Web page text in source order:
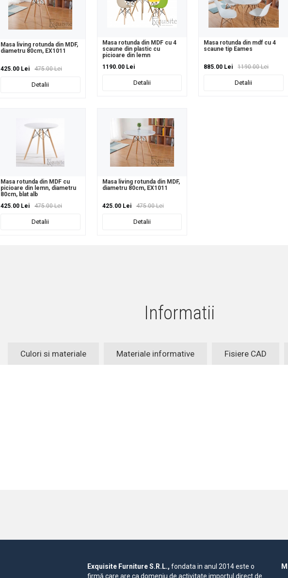
Masa living rotunda din MDF,
diametru 80cm, EX1011
425.00 Lei 475.00 Lei
Detalii
Masa rotunda din MDF cu 4
scaune din plastic cu
picioare din lemn
1190.00 Lei
Detalii
Masa rotunda din mdf cu 4
scaune tip Eames
885.00 Lei 1190.00 Lei
Detalii
Masa rotunda din MDF cu
picioare din lemn, diametru
80cm, blat alb
425.00 Lei
475.00 Lei
Detalii
Masa living rotunda din MDF,
diametru 80cm, EX1011
425.00 Lei 475.00 Lei
Detalii
Informatii
Culori si materiale Materiale informative Fisiere CAD
Exquisite Furniture S.R.L., fondata in anul 2014 este o
firmă care are ca domeniu de activitate importul direct de